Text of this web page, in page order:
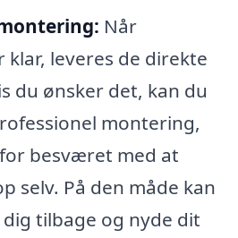
Når
leveres de direkte
du ønsker det, kan du
montering,
besværet med at
selv. På den måde kan
tilbage og nyde dit